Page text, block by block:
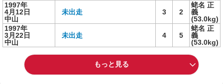
1997年
4月12日
中山
未出走 3 2
蛯名 正
義
(53.0kg)
1997年
3月22日
中山
未出走 4 5
蛯名 正
義
(53.0kg)
もっと見る